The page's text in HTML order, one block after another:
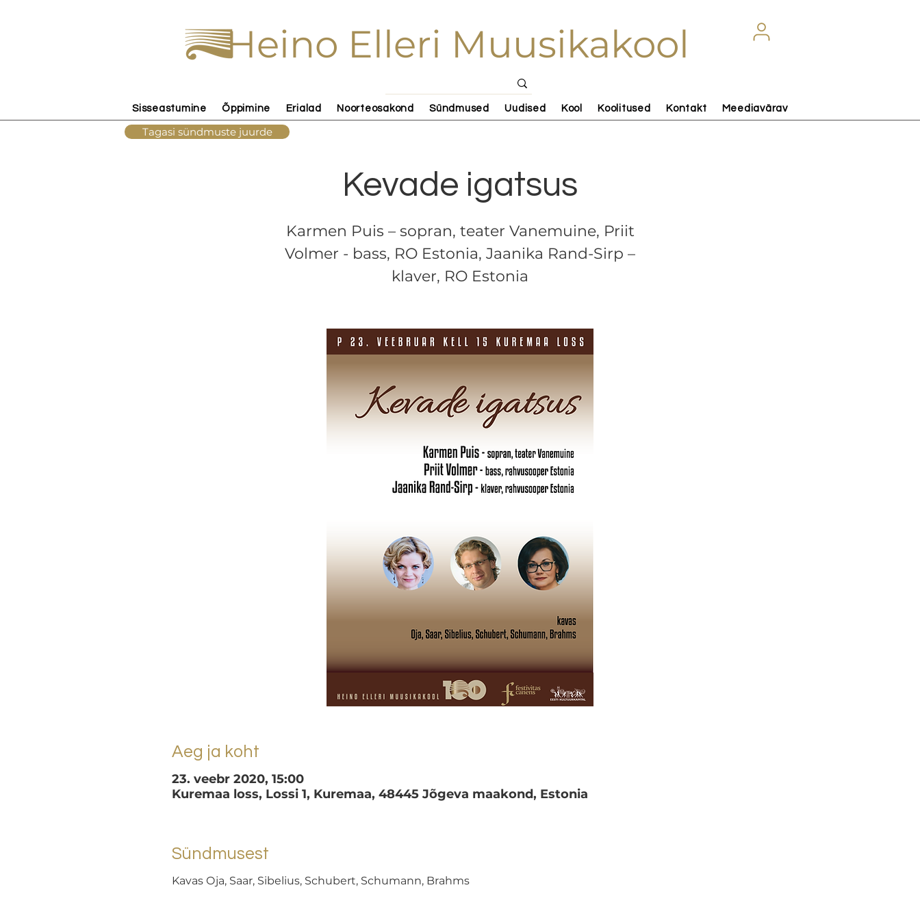
Heino Elleri Muusikakool
Sisseastumine Õppimine Erialad Noorteosakond Sündmused Uudised Kool Koolitused Kontakt Meediavärav
Kevade igatsus
Karmen Puis – sopran, teater Vanemuine, Priit
Volmer - bass, RO Estonia, Jaanika Rand-Sirp –
klaver, RO Estonia
Aeg ja koht
23. veebr 2020, 15:00
Kuremaa loss, Lossi 1, Kuremaa, 48445 Jõgeva maakond, Estonia
Sündmusest
Kavas Oja, Saar, Sibelius, Schubert, Schumann, Brahms
Tagasi sündmuste juurde